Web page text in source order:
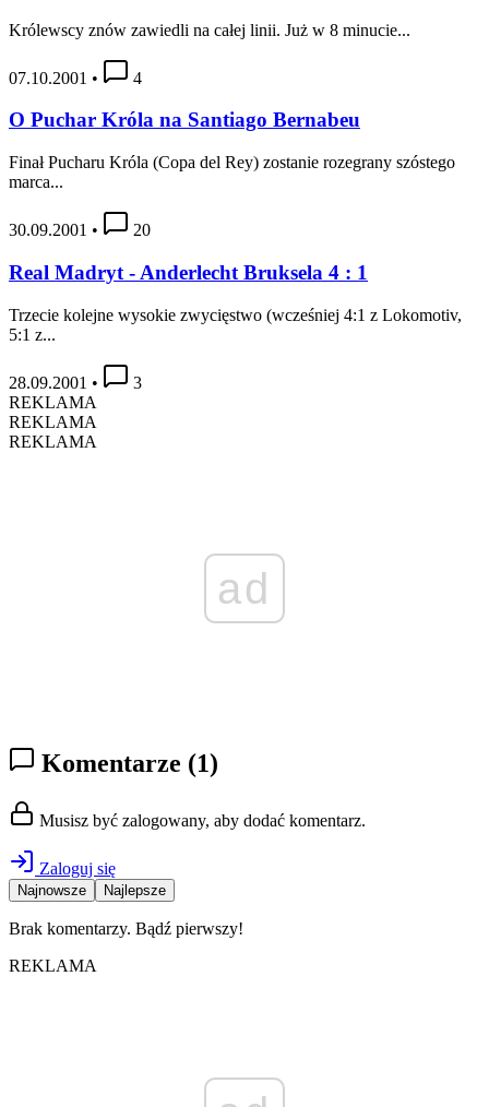
Królewscy znów zawiedli na całej linii. Już w 8 minucie...
07.10.2001 • 4
O Puchar Króla na Santiago Bernabeu
Finał Pucharu Króla (Copa del Rey) zostanie rozegrany szóstego
marca...
30.09.2001 • 20
Real Madryt - Anderlecht Bruksela 4 : 1
Trzecie kolejne wysokie zwycięstwo (wcześniej 4:1 z Lokomotiv,
5:1 z...
28.09.2001 •
3
REKLAMA
REKLAMA
REKLAMA
ad
Komentarze (1)
Musisz być zalogowany, aby dodać komentarz.
Zaloguj się
Najnowsze Najlepsze
Brak komentarzy. Bądź pierwszy!
REKLAMA